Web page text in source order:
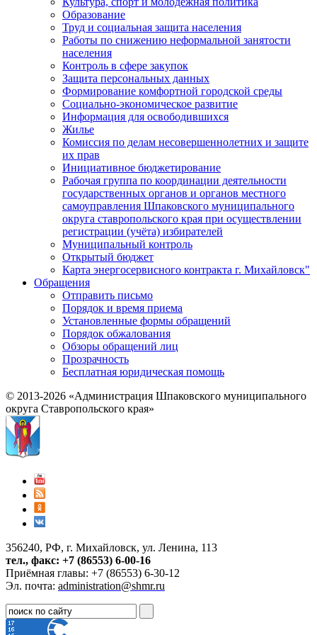
Образование
Труд и социальная защита населения
Работы по снижению неформальной занятости
населения
Контроль в сфере закупок
Защита персональных данных
Формирование комфортной городской среды
Социально-экономическое развитие
Информация для освободившихся
Жилье
Комиссия по делам несовершеннолетних и защите
их прав
Инициативное бюджетирование
Рабочая группа по координации деятельности
государственных органов и органов местного
самоуправления Шпаковского муниципального
округа ставропольского края при осуществлении
регистрации (учёта) избирателей
Муниципальный контроль
Открытый бюджет
Карта энергосервисного контракта г. Михайловск"
Обращения
Отправить письмо
Порядок и время приема
Установленные формы обращений
Порядок обжалования
Обзоры обращений лиц
Прозрачность
Бесплатная юридическая помощь
© 2013-2026 «Администрация Шпаковского муниципального
округа Ставропольского края»
356240, РФ, г. Михайловск, ул. Ленина, 113
тел., факс: +7 (86553) 6-00-16
Приёмная главы: +7 (86553) 6-30-12
Эл. почта: administration@shmr.ru